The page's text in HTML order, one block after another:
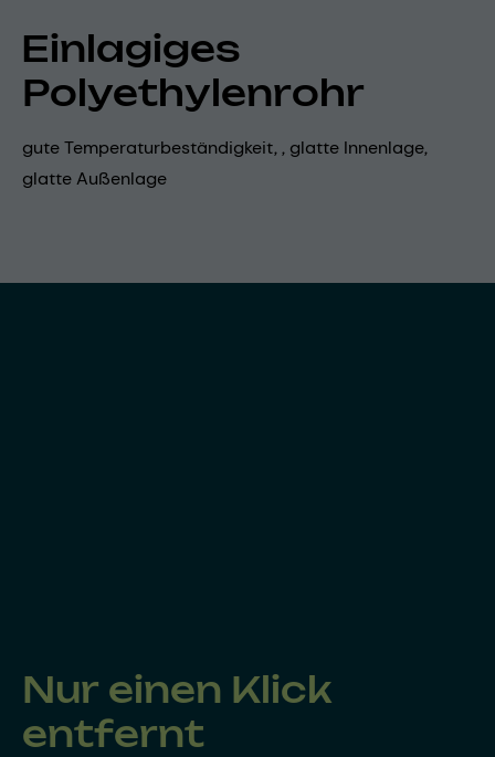
Einlagiges
Polyethylenrohr
gute Temperaturbeständigkeit, , glatte Innenlage,
glatte Außenlage
Nur einen Klick
entfernt